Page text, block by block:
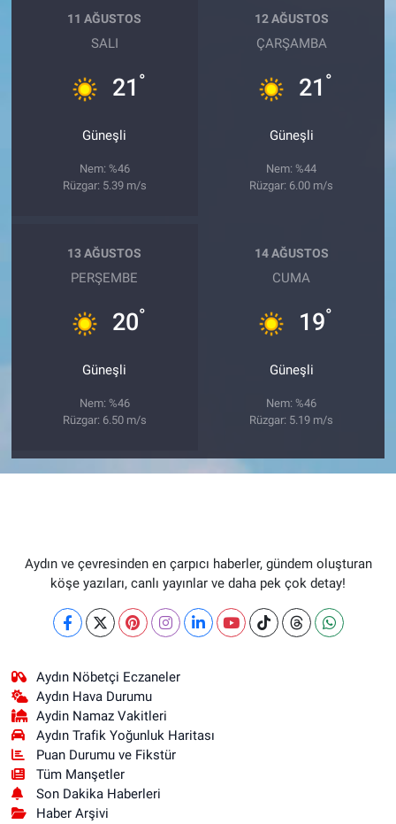
11 AĞUSTOS
SALI
21 °
Güneşli
Nem: %46
Rüzgar: 5.39 m/s
12 AĞUSTOS
ÇARŞAMBA
21 °
Güneşli
Nem: %44
Rüzgar: 6.00 m/s
13 AĞUSTOS
PERŞEMBE
20°
Güneşli
Nem: %46
Rüzgar: 6.50 m/s
14 AĞUSTOS
CUMA
19°
Güneşli
Nem: %46
Rüzgar: 5.19 m/s
Aydın ve çevresinden en çarpıcı haberler, gündem oluşturan
köşe yazıları, canlı yayınlar ve daha pek çok detay!
Aydın Nöbetçi Eczaneler
Aydın Hava Durumu
Aydin Namaz Vakitleri
Aydın Trafik Yoğunluk Haritası
Puan Durumu ve Fikstür
Tüm Manşetler
Son Dakika Haberleri
Haber Arşivi